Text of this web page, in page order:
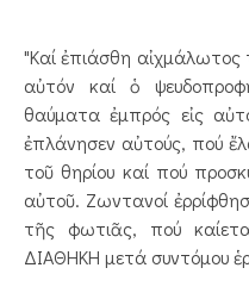
"Καί ἐπιάσθη αἰχμάλωτος
αὐτόν καί ὁ
θαύματα ἐμπρός εἰς
ἐπλάνησεν αὐτούς, πού
τοῦ θηρίου καί πού
αὐτοῦ. Ζωντανοί
τῆς φωτιᾶς, πού
ΔΙΑΘΗΚΗ μετά συντόμου